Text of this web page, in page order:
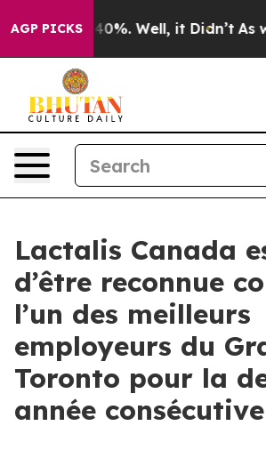
AGP PICKS40%. Well, it Didn’t As war
Lactalis Canada
d’être reconnue
l’un des meilleurs
employeurs du
Toronto pour la
année consécutive